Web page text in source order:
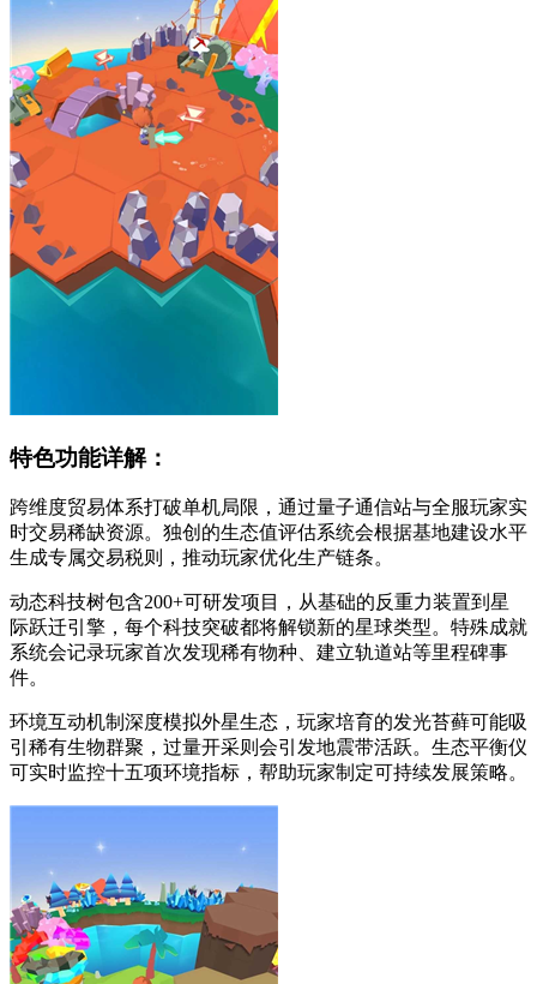
特色功能详解：
跨维度贸易体系打破单机局限，通过量子通信站与全服玩家实
时交易稀缺资源。独创的生态值评估系统会根据基地建设水平
生成专属交易税则，推动玩家优化生产链条。
动态科技树包含200+可研发项目，从基础的反重力装置到星
际跃迁引擎，每个科技突破都将解锁新的星球类型。特殊成就
系统会记录玩家首次发现稀有物种、建立轨道站等里程碑事
件。
环境互动机制深度模拟外星生态，玩家培育的发光苔藓可能吸
引稀有生物群聚，过量开采则会引发地震带活跃。生态平衡仪
可实时监控十五项环境指标，帮助玩家制定可持续发展策略。